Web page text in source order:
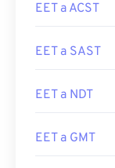
EET a ACST
EET a SAST
EET a NDT
EET a GMT